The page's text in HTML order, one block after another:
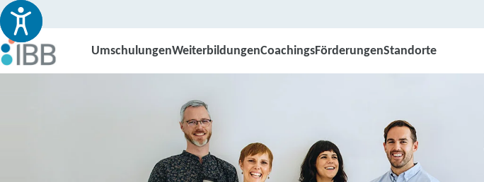
UmschulungenWeiterbildungenCoachingsFörderungenStandorte